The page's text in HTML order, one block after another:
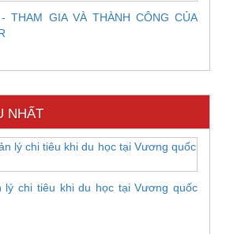
THAM GIA VÀ THÀNH CÔNG CỦA
NHẤT
lý chi tiêu khi du học tại Vương quốc